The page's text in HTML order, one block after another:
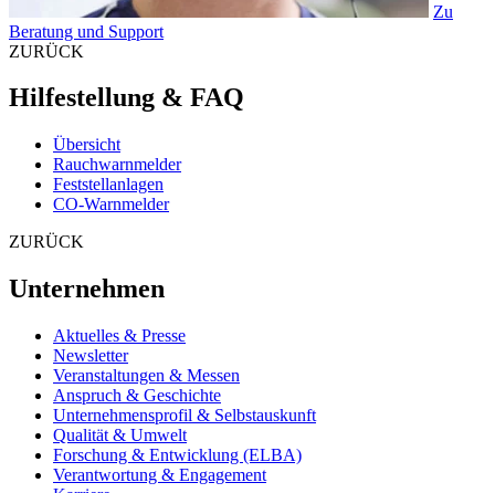
Zu
Beratung und Support
ZURÜCK
Hilfestellung & FAQ
Übersicht
Rauchwarnmelder
Feststellanlagen
CO-Warnmelder
ZURÜCK
Unternehmen
Aktuelles & Presse
Newsletter
Veranstaltungen & Messen
Anspruch & Geschichte
Unternehmensprofil & Selbstauskunft
Qualität & Umwelt
Forschung & Entwicklung (ELBA)
Verantwortung & Engagement